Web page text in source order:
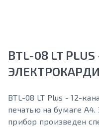
BTL-08 LT PLUS
BTL-08 LT Plus - 12-
печатью на бумаге
прибор произведен